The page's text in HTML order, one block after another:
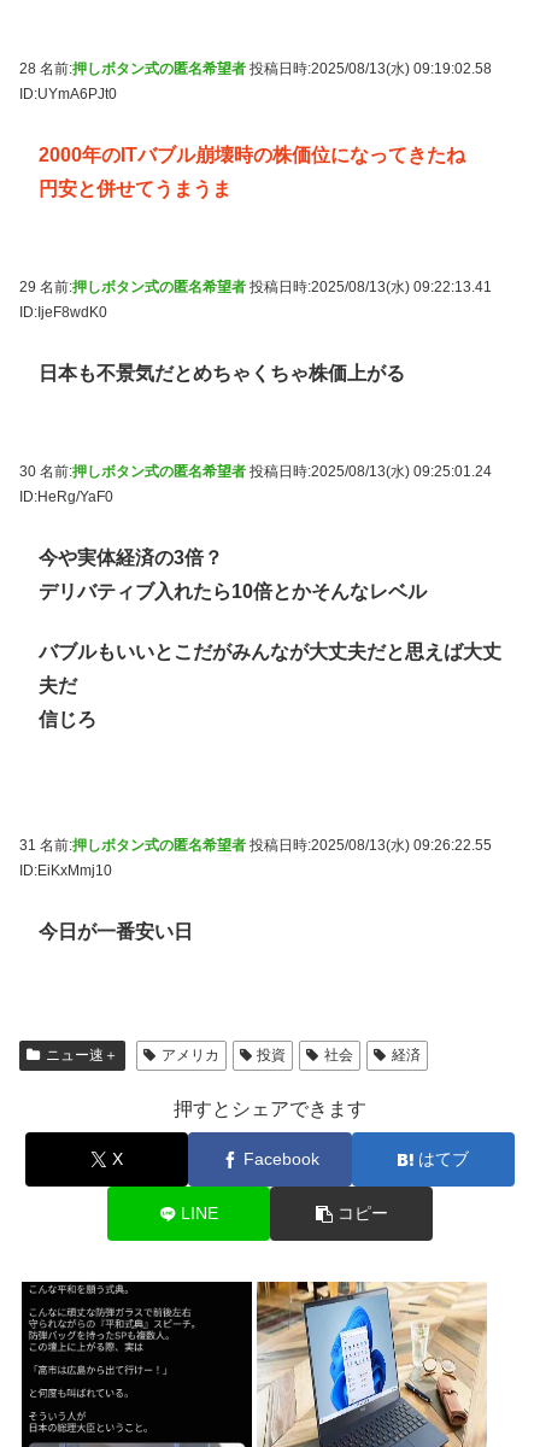
28 名前:押しボタン式の匿名希望者 投稿日時:2025/08/13(水) 09:19:02.58
ID:UYmA6PJt0
2000年のITバブル崩壊時の株価位になってきたね
円安と併せてうまうま
29 名前:押しボタン式の匿名希望者 投稿日時:2025/08/13(水) 09:22:13.41
ID:IjeF8wdK0
日本も不景気だとめちゃくちゃ株価上がる
30 名前:押しボタン式の匿名希望者 投稿日時:2025/08/13(水) 09:25:01.24
ID:HeRg/YaF0
今や実体経済の3倍？
デリバティブ入れたら10倍とかそんなレベル
バブルもいいとこだがみんなが大丈夫だと思えば大丈
夫だ
信じろ
31 名前:押しボタン式の匿名希望者 投稿日時:2025/08/13(水) 09:26:22.55
ID:EiKxMmj10
今日が一番安い日
ニュー速＋ アメリカ 投資 社会 経済
押すとシェアできます
X Facebook はてブ
LINE コピー